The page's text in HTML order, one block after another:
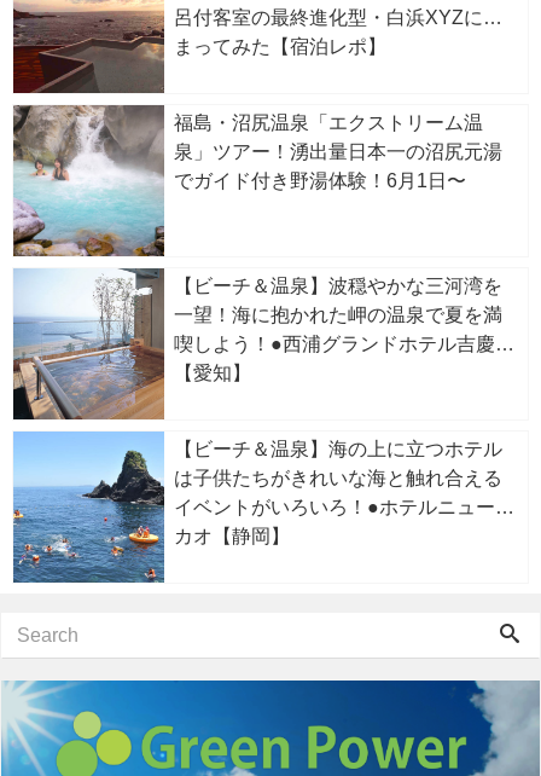
呂付客室の最終進化型・白浜XYZに泊
まってみた【宿泊レポ】
福島・沼尻温泉「エクストリーム温
泉」ツアー！湧出量日本一の沼尻元湯
でガイド付き野湯体験！6月1日〜
【ビーチ＆温泉】波穏やかな三河湾を
一望！海に抱かれた岬の温泉で夏を満
喫しよう！●西浦グランドホテル吉慶
【愛知】
【ビーチ＆温泉】海の上に立つホテル
は子供たちがきれいな海と触れ合える
イベントがいろいろ！●ホテルニューア
カオ【静岡】